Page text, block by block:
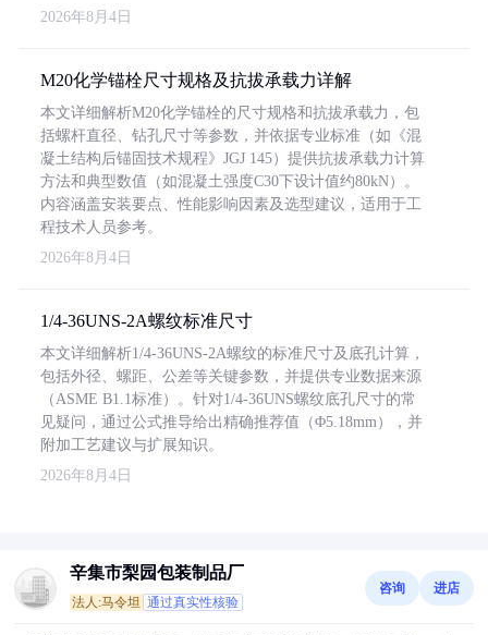
2026年8月4日
M20化学锚栓尺寸规格及抗拔承载力详解
本文详细解析M20化学锚栓的尺寸规格和抗拔承载力，包
括螺杆直径、钻孔尺寸等参数，并依据专业标准（如《混
凝土结构后锚固技术规程》JGJ 145）提供抗拔承载力计算
方法和典型数值（如混凝土强度C30下设计值约80kN）。
内容涵盖安装要点、性能影响因素及选型建议，适用于工
程技术人员参考。
2026年8月4日
1/4-36UNS-2A螺纹标准尺寸
本文详细解析1/4-36UNS-2A螺纹的标准尺寸及底孔计算，
包括外径、螺距、公差等关键参数，并提供专业数据来源
（ASME B1.1标准）。针对1/4-36UNS螺纹底孔尺寸的常
见疑问，通过公式推导给出精确推荐值（Φ5.18mm），并
附加工艺建议与扩展知识。
2026年8月4日
辛集市梨园包装制品厂
法人:马令坦 通过真实性核验
咨询 进店